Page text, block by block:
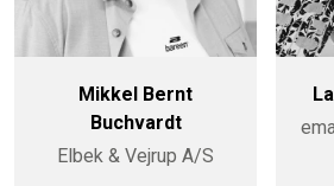
Mikkel Bernt
Buchvardt
Elbek & Vejrup A/S